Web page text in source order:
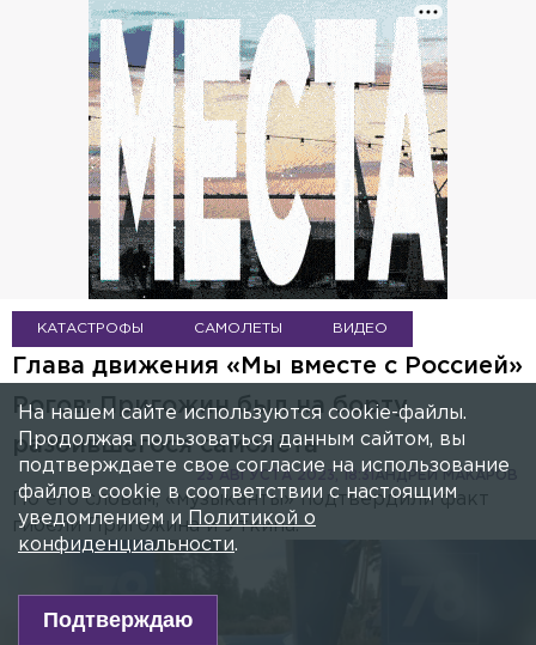
КАТАСТРОФЫ САМОЛЕТЫ ВИДЕО
Глава движения «Мы вместе с Россией»
Рогов: Пригожин был на борту
разбившегося самолёта
АНДРЕЙ МАКАРОВ
23 АВГУСТА 2023, 18:31
По его словам, «музыканты» подтвердили факт
гибели Пригожина и Уткина.
На нашем сайте используются cookie-файлы.
Продолжая пользоваться данным сайтом, вы
подтверждаете свое согласие на использование
файлов cookie в соответствии с настоящим
уведомлением и Политикой о
конфиденциальности.
Подтверждаю